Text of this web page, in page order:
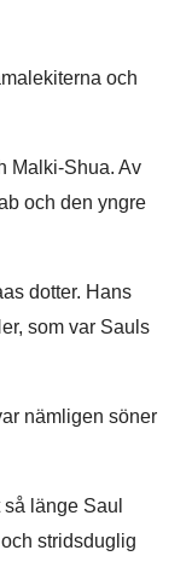
och
Malki-Shua. Av
och den yngre
dotter. Hans
som var Sauls
nämligen söner
länge Saul
stridsduglig